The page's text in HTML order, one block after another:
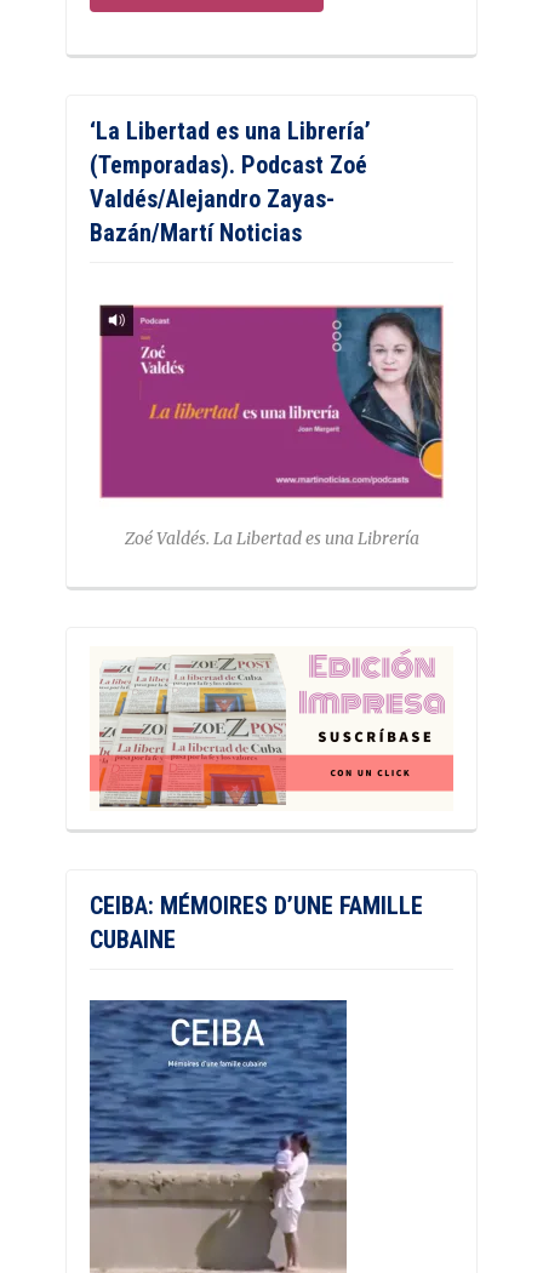
‘La Libertad es una Librería’
(Temporadas). Podcast Zoé
Valdés/Alejandro Zayas-
Bazán/Martí Noticias
Zoé Valdés. La Libertad es una Librería
CEIBA: MÉMOIRES D’UNE FAMILLE
CUBAINE